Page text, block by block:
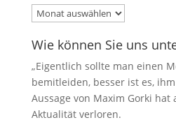
Archiv
Wie können Sie uns
„Eigentlich sollte man einen
bemitleiden, besser ist es,
Aussage von Maxim Gorki
Aktualität verloren.